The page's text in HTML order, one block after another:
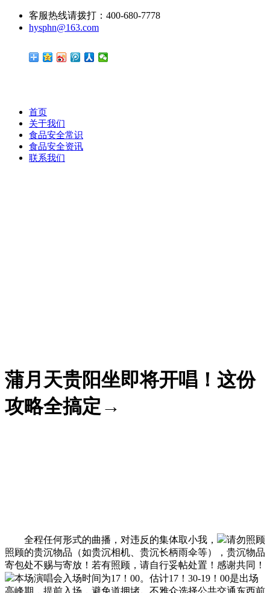
客服热线请拨打：400-680-7778
hysphn@163.com
首页
关于我们
食品安全常识
食品安全资讯
联系我们
蒲月天贵阳坐即将开唱！这份
攻略全搞定→
全程任何形式的曲播，对违反的集体取小我，
请勿照顾
照顾的贵沉物品（如贵沉相机、贵沉长柄雨伞等），贵沉物品
寄包处不赐与寄放！若有照顾，请自行妥帖处置！感谢共同！
本场演唱会入场时间为17！00。估计17！30-19！00是出场
高峰期，提前入场，避免道拥堵。不雅众选择公共交通东西前